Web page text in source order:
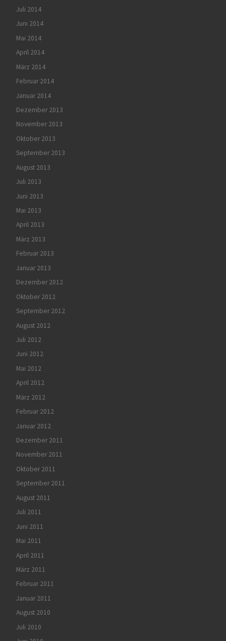
Juli 2014
Juni 2014
Mai 2014
April 2014
März 2014
Februar 2014
Januar 2014
Dezember 2013
November 2013
Oktober 2013
September 2013
August 2013
Juli 2013
Juni 2013
Mai 2013
April 2013
März 2013
Februar 2013
Januar 2013
Dezember 2012
Oktober 2012
September 2012
August 2012
Juli 2012
Juni 2012
Mai 2012
April 2012
März 2012
Februar 2012
Januar 2012
Dezember 2011
November 2011
Oktober 2011
September 2011
August 2011
Juli 2011
Juni 2011
Mai 2011
April 2011
März 2011
Februar 2011
Januar 2011
August 2010
Juli 2010